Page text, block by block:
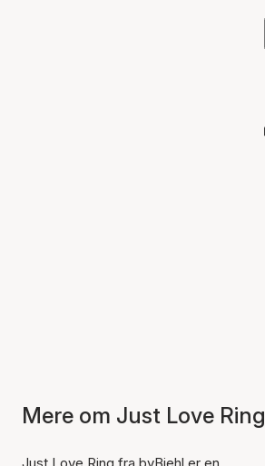
Mere om Just Love Ring
Just Love Ring fra byBiehl er en